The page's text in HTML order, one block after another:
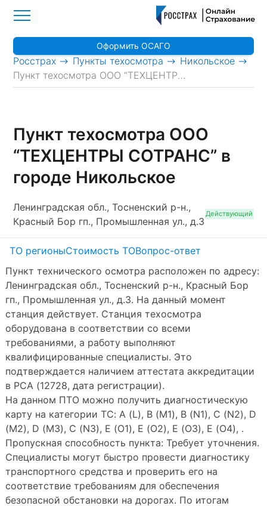
Росстрах > Пункты техосмотра > Никольское >
Пункт техосмотра ООО “ТЕХЦЕНТРЫ СОТРАНС”
Оформить ОСАГО
Пункт техосмотра ООО
“ТЕХЦЕНТРЫ СОТРАНС” в
городе Никольское
Ленинградская обл., Тосненский р-н.,
Красный Бор гп., Промышленная ул., д.3
Действующий
ТО регионыСтоимость ТОВопрос-ответ
Пункт технического осмотра расположен по адресу:
Ленинградская обл., Тосненский р-н., Красный Бор
гп., Промышленная ул., д.3. На данный момент
станция действует. Станция техосмотра
оборудована в соответствии со всеми
требованиями, а работу выполняют
квалифицированные специалисты. Это
подтверждается наличием аттестата аккредитации
в РСА (12728, дата регистрации).
На данном ПТО можно получить диагностическую
карту на категории ТС: A (L), B (M1), B (N1), C (N2), D
(M2), D (M3), C (N3), E (O1), E (O2), E (O3), E (O4), .
Пропускная способность пункта: Требует уточнения.
Специалисты могут быстро провести диагностику
транспортного средства и проверить его на
соответствие требованиям для обеспечения
безопасной обстановки на дорогах. По итогам